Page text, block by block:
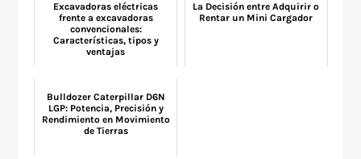
Excavadoras eléctricas
frente a excavadoras
convencionales:
Características, tipos y
ventajas
La Decisión entre Adquirir o
Rentar un Mini Cargador
Bulldozer Caterpillar D6N
LGP: Potencia, Precisión y
Rendimiento en Movimiento
de Tierras